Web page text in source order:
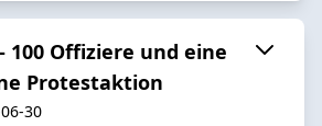
100 Offiziere und eine
Protestaktion
30